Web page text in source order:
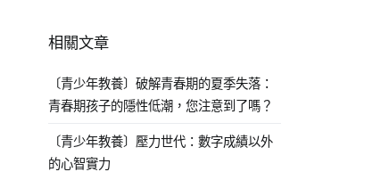
相關文章
〔青少年教養〕破解青春期的夏季失落：
青春期孩子的隱性低潮，您注意到了嗎？
〔青少年教養〕壓力世代：數字成績以外
的心智實力